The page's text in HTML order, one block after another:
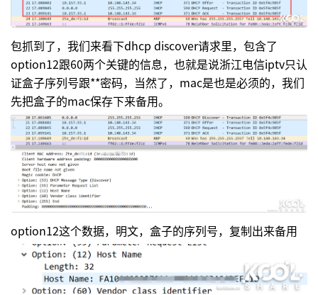
包抓到了，我们来看下dhcp discover请求里，包含了
option12跟60两个关键的信息，也就是说浙江电信iptv只认
证盒子序列号跟**密码，当然了，mac是也是必须的，我们
先把盒子的mac保存下来备用。
option12这个数据，明文，盒子的序列号，复制出来备用